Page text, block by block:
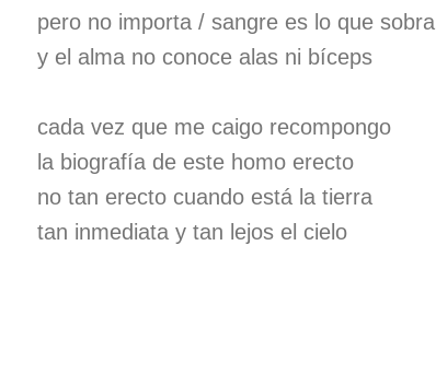
pero no importa / sangre es lo que sobra
y el alma no conoce alas ni bíceps
cada vez que me caigo recompongo
la biografía de este homo erecto
no tan erecto cuando está la tierra
tan inmediata y tan lejos el cielo